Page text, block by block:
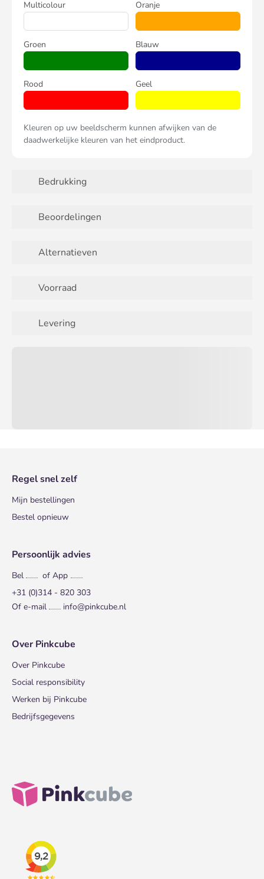
Multicolour Oranje
Groen Blauw
Rood Geel
Kleuren op uw beeldscherm kunnen afwijken van de
daadwerkelijke kleuren van het eindproduct.
Bedrukking
Beoordelingen
Alternatieven
Voorraad
Levering
Regel snel zelf
Mijn bestellingen
Bestel opnieuw
Persoonlijk advies
Bel
of App
+31 (0)314 - 820 303
Of e-mail
info@pinkcube.nl
Over Pinkcube
Over Pinkcube
Social responsibility
Werken bij Pinkcube
Bedrijfsgegevens